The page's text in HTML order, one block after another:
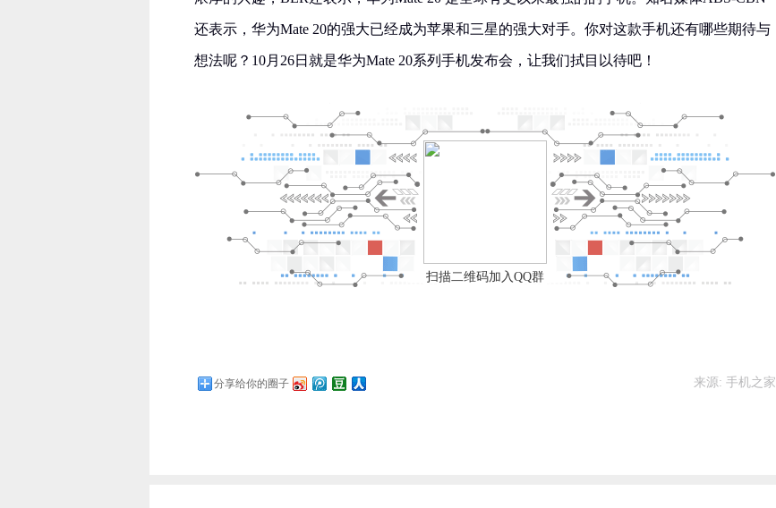
还表示，华为Mate 20的强大已经成为苹果和三星的强大对手。你对这款手机还有哪些期待与
想法呢？10月26日就是华为Mate 20系列手机发布会，让我们拭目以待吧！
扫描二维码加入QQ群
分享给你的圈子 来源: 手机之家